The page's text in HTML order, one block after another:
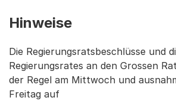
Hinweise
Die Regierungsratsbeschlüsse und
Regierungsrates an den Grossen
der Regel am Mittwoch und
Freitag auf